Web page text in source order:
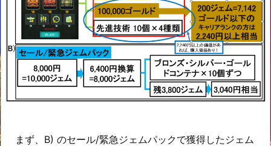
まず、B) のセール/緊急ジェムパックで獲得したジェム